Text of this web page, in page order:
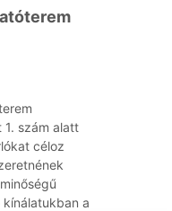
1. szám alatt
céloz
a